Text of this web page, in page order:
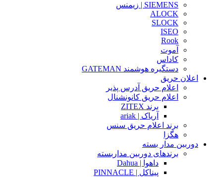
SIEMENS | زیمنس
ALOCK
SLOCK
ISEO
Rook
آموت
کاداس
دستگیره هوشمند GATEMAN
اعلان حریق
اعلام حریق آدرس پذیر
اعلام حریق کانونشنال
برند ZITEX
آریاک | ariak
برند اعلام حریق سنس
هگزا
دوربین مدار بسته
برندهای دوربین مداربسته
داهوا | Dahua
پیناکل | PINNACLE